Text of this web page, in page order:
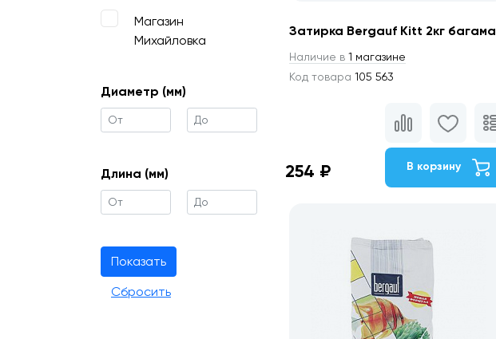
Магазин
Михайловка
Диаметр (мм)
Длина (мм)
Затирка Bergauf Kitt 2кг багама
Наличие в 1 магазине
Код товара 105 563
254 ₽ В корзину